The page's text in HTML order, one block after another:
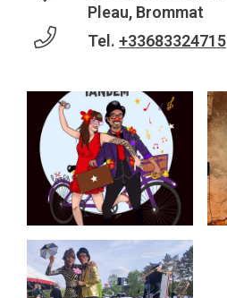
Pleau, Brommat
Tel. +33683324715